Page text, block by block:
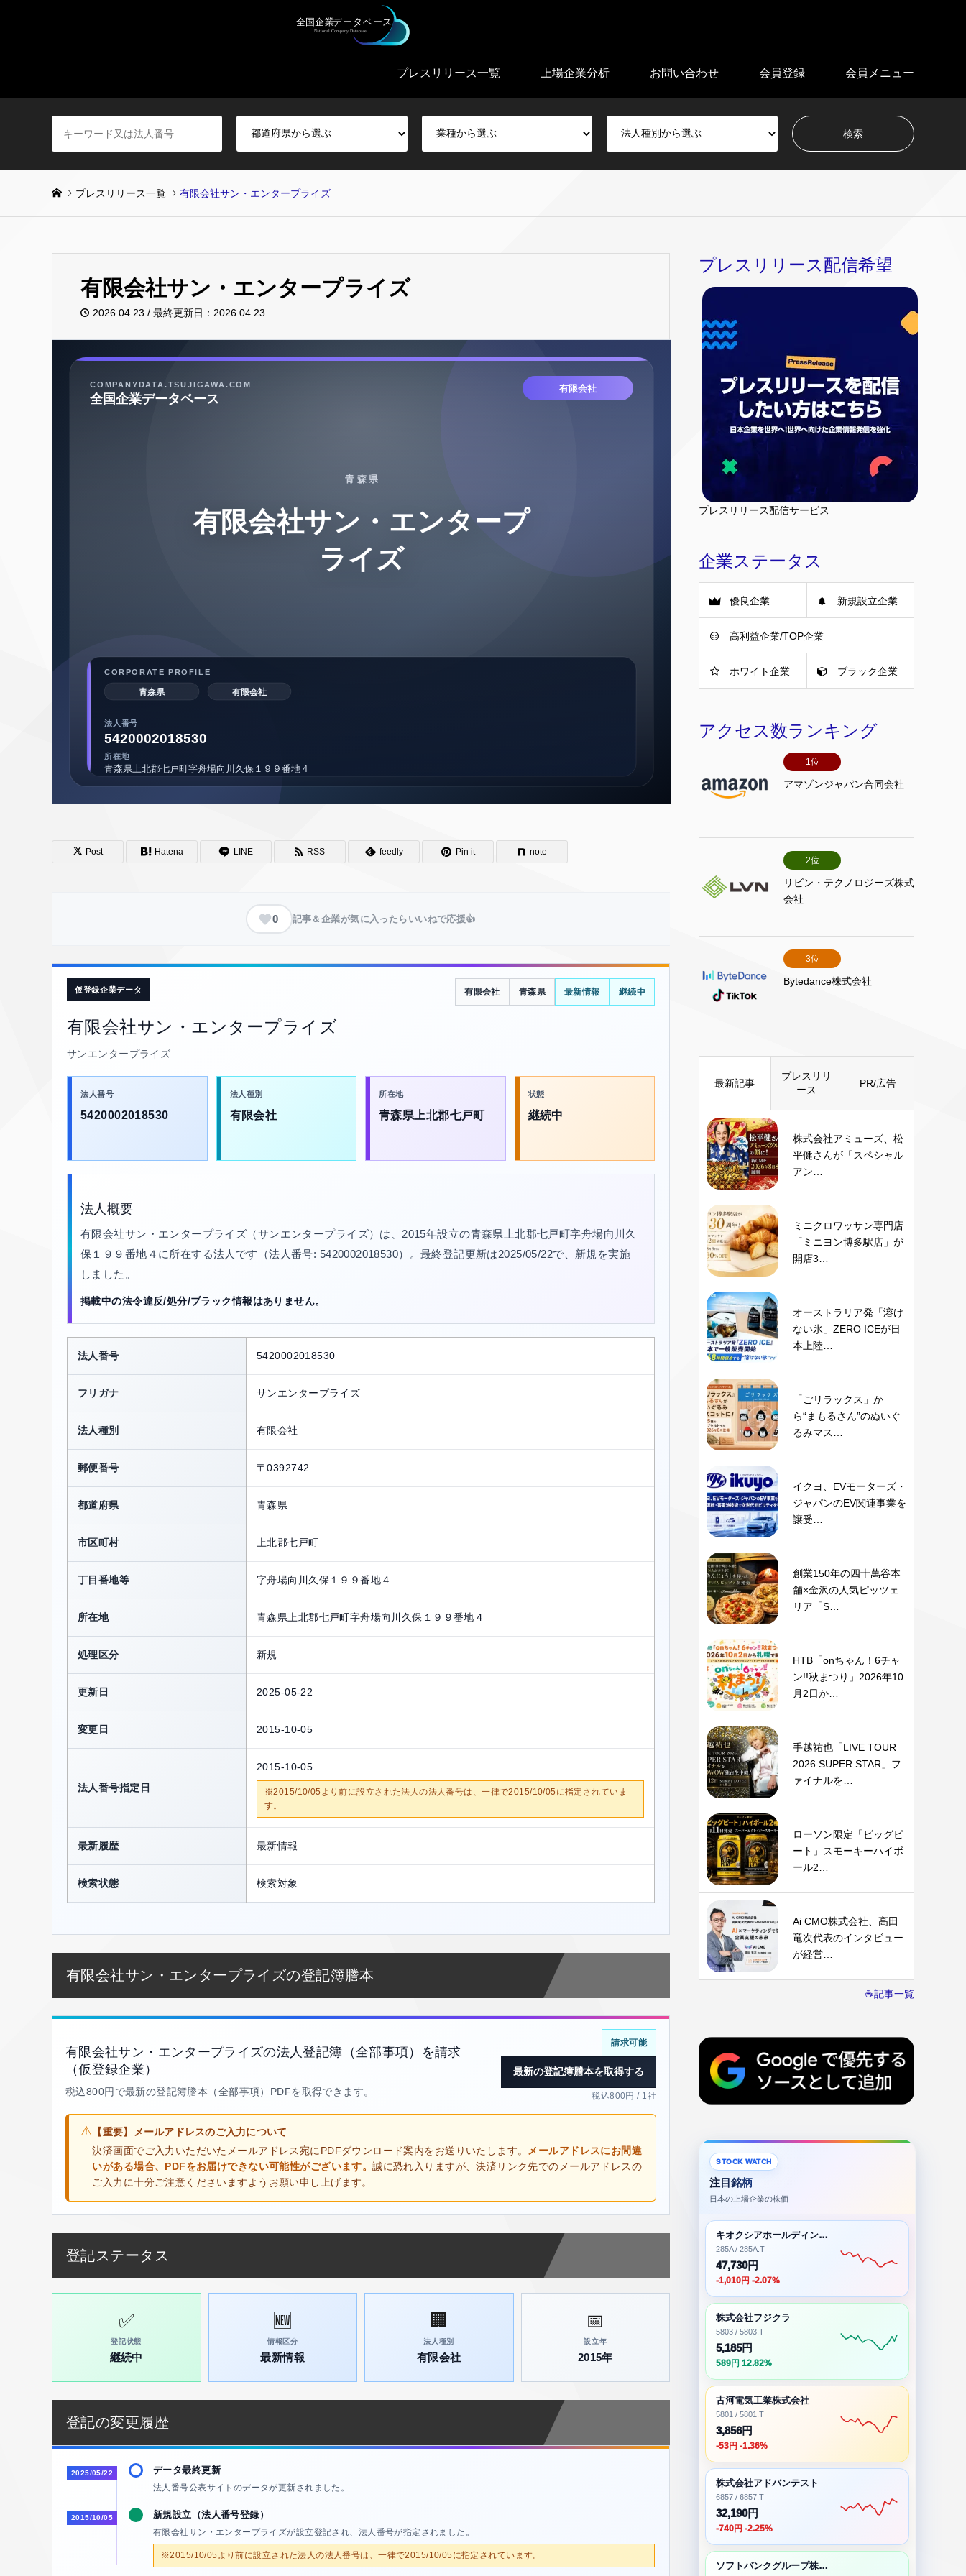
プレスリリース一覧 上場企業分析 お問い合わせ 会員登録 会員メニュー
プレスリリース一覧 有限会社サン・エンタープライズ
有限会社サン・エンタープライズ
2026.04.23 / 最終更新日：2026.04.23
Post Hatena LINE RSS feedly Pin it note
0 記事＆企業が気に入ったらいいねで応援👍
仮登録企業データ
有限会社サン・エンタープライズ
サンエンタープライズ
有限会社 青森県 最新情報 継続中
法人番号
5420002018530
法人種別
有限会社
所在地
青森県上北郡七戸町
状態
継続中
法人概要
有限会社サン・エンタープライズ（サンエンタープライズ）は、2015年設立の青森県上北郡七戸町字舟場向川久
保１９９番地４に所在する法人です（法人番号: 5420002018530）。最終登記更新は2025/05/22で、新規を実施
しました。
掲載中の法令違反/処分/ブラック情報はありません。
法人番号 5420002018530
フリガナ サンエンタープライズ
法人種別 有限会社
郵便番号 〒0392742
都道府県 青森県
市区町村 上北郡七戸町
丁目番地等 字舟場向川久保１９９番地４
所在地 青森県上北郡七戸町字舟場向川久保１９９番地４
処理区分 新規
更新日 2025-05-22
変更日 2015-10-05
法人番号指定日
2015-10-05
※2015/10/05より前に設立された法人の法人番号は、一律で2015/10/05に指定されていま
す。
最新履歴 最新情報
検索状態 検索対象
有限会社サン・エンタープライズの登記簿謄本
有限会社サン・エンタープライズの法人登記簿（全部事項）を請求
（仮登録企業）
税込800円で最新の登記簿謄本（全部事項）PDFを取得できます。
請求可能
最新の登記簿謄本を取得する
税込800円 / 1社
⚠ 【重要】メールアドレスのご入力について
決済画面でご入力いただいたメールアドレス宛にPDFダウンロード案内をお送りいたします。 メールアドレスにお間違
いがある場合、PDFをお届けできない可能性がございます。誠に恐れ入りますが、決済リンク先でのメールアドレスの
ご入力に十分ご注意くださいますようお願い申し上げます。
登記ステータス
✅
登記状態
継続中
🆕
情報区分
最新情報
🏢
法人種別
有限会社
📅
設立年
2015年
登記の変更履歴
2025/05/22 データ最終更新
法人番号公表サイトのデータが更新されました。
2015/10/05 新規設立（法人番号登録）
有限会社サン・エンタープライズが設立登記され、法人番号が指定されました。
※2015/10/05より前に設立された法人の法人番号は、一律で2015/10/05に指定されています。
プレスリリース配信希望
プレスリリース配信サービス
企業ステータス
優良企業 新規設立企業
高利益企業/TOP企業
ホワイト企業 ブラック企業
アクセス数ランキング
1位
アマゾンジャパン合同会社
2位
リビン・テクノロジーズ株式
会社
3位
Bytedance株式会社
最新記事
プレスリリ
ース
PR/広告
株式会社アミューズ、松
平健さんが「スペシャル
アン…
ミニクロワッサン専門店
「ミニヨン博多駅店」が
開店3…
オーストラリア発「溶け
ない氷」ZERO ICEが日
本上陸…
「ごリラックス」か
ら“まもるさん”のぬいぐ
るみマス…
イクヨ、EVモーターズ・
ジャパンのEV関連事業を
譲受…
創業150年の四十萬谷本
舗×金沢の人気ピッツェ
リア「S…
HTB「onちゃん！6チャ
ン!!秋まつり」2026年10
月2日か…
手越祐也「LIVE TOUR
2026 SUPER STAR」フ
ァイナルを…
ローソン限定「ビッグピ
ート」スモーキーハイボ
ール2…
Ai CMO株式会社、高田
竜次代表のインタビュー
が経営…
☕記事一覧
STOCK WATCH
注目銘柄
日本の上場企業の株価
キオクシアホールディングス株式会社
285A / 285A.T
47,730円
-1,010円 -2.07%
株式会社フジクラ
5803 / 5803.T
5,185円
589円 12.82%
古河電気工業株式会社
5801 / 5801.T
3,856円
-53円 -1.36%
株式会社アドバンテスト
6857 / 6857.T
32,190円
-740円 -2.25%
ソフトバンクグループ株式会社